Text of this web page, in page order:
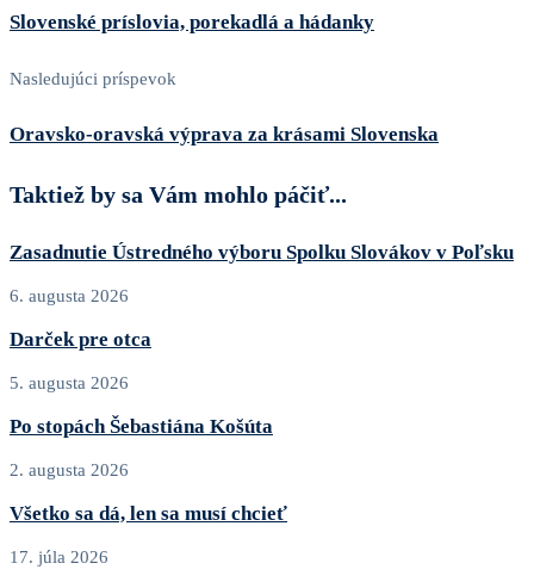
Slovenské príslovia, porekadlá a hádanky
Nasledujúci príspevok
Oravsko-oravská výprava za krásami Slovenska
Taktiež by sa Vám mohlo páčiť...
Zasadnutie Ústredného výboru Spolku Slovákov v Poľsku
6. augusta 2026
Darček pre otca
5. augusta 2026
Po stopách Šebastiána Košúta
2. augusta 2026
Všetko sa dá, len sa musí chcieť
17. júla 2026